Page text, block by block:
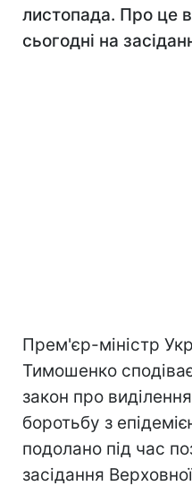
листопада. Про це
сьогодні на
Прем'єр-міністр
Тимошенко
закон про
боротьбу з
подолано під час
засідання